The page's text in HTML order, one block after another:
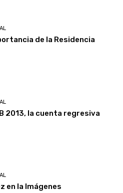
de la Residencia
2013, la cuenta regresiva
en la Imágenes